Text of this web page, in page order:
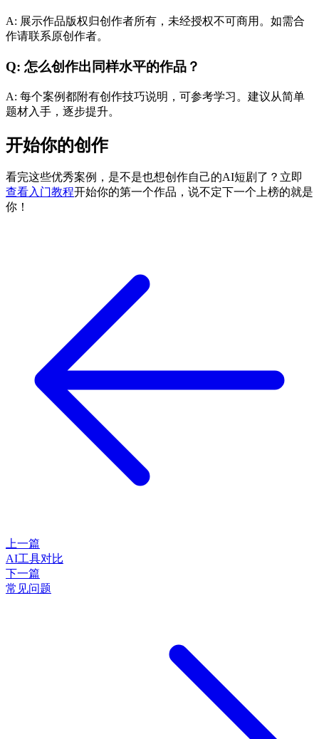
A: 展示作品版权归创作者所有，未经授权不可商用。如需合
作请联系原创作者。
Q: 怎么创作出同样水平的作品？
A: 每个案例都附有创作技巧说明，可参考学习。建议从简单
题材入手，逐步提升。
开始你的创作
看完这些优秀案例，是不是也想创作自己的AI短剧了？立即
查看入门教程开始你的第一个作品，说不定下一个上榜的就是
你！
上一篇
AI工具对比
下一篇
常见问题